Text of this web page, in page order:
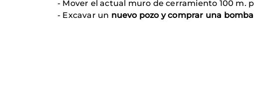
- Mover el actual muro de cerramiento 100 m.
- Excavar un nuevo pozo y comprar una